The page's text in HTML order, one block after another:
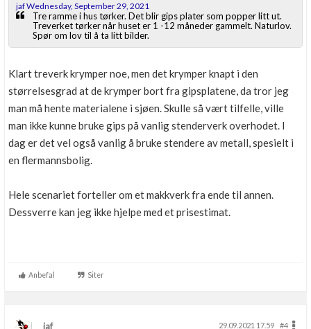
jaf Wednesday, September 29, 2021
Tre ramme i hus tørker. Det blir gips plater som popper litt ut.
Treverket tørker når huset er 1 -12 måneder gammelt. Naturlov.
Spør om lov til å ta litt bilder.
Klart treverk krymper noe, men det krymper knapt i den
størrelsesgrad at de krymper bort fra gipsplatene, da tror jeg
man må hente materialene i sjøen. Skulle så vært tilfelle, ville
man ikke kunne bruke gips på vanlig stenderverk overhodet. I
dag er det vel også vanlig å bruke stendere av metall, spesielt i
en flermannsbolig.
Hele scenariet forteller om et makkverk fra ende til annen.
Dessverre kan jeg ikke hjelpe med et prisestimat.
Anbefal Siter
jaf 29.09.2021 17.59 #4